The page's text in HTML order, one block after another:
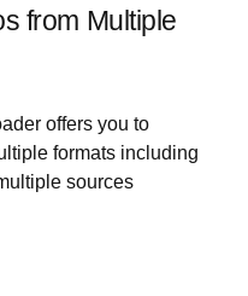
from Multiple
offers you to
formats including
sources